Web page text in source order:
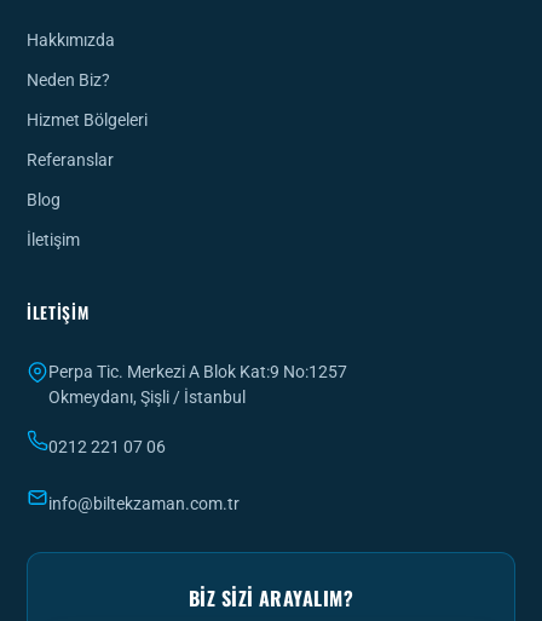
Hakkımızda
Neden Biz?
Hizmet Bölgeleri
Referanslar
Blog
İletişim
İLETIŞIM
Perpa Tic. Merkezi A Blok Kat:9 No:1257
Okmeydanı, Şişli / İstanbul
0212 221 07 06
info@biltekzaman.com.tr
BIZ SIZI ARAYALIM?